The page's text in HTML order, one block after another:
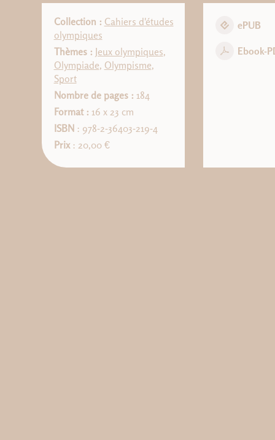
Collection : Cahiers d'études
olympiques
Thèmes : Jeux olympiques,
Olympiade, Olympisme,
Sport
Nombre de pages : 184
Format : 16 x 23 cm
ISBN : 978-2-36403-219-4
Prix: 20,00 €
ePUB
Ebook-